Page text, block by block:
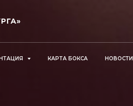
КАРТА БОКСА НОВОСТИ